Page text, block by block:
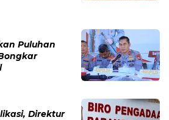
Puluhan
Direktur